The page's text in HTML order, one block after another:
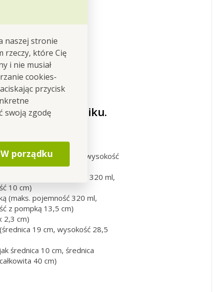
naszej stronie
rzeczy, które Cię
i nie musiał
cookies-
przycisk
swoją zgodę
W porządku
plastiku.
ml, średnica 7,5 cm, wysokość
(maks. pojemność 320 ml,
10 cm)
(maks. pojemność 320 ml,
z pompką 13,5 cm)
2,3 cm)
19 cm, wysokość 28,5
średnica 10 cm, średnica
40 cm)